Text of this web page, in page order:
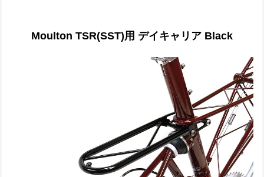
Moulton TSR(SST)用 デイキャリア Black